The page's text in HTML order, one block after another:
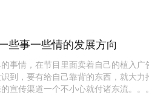
些事一些情的发展方向
事情，在节目里面卖着自己的植入
到，要有给自己靠背的东西，就大
宣传渠道一个不小心就付诸东流。。。